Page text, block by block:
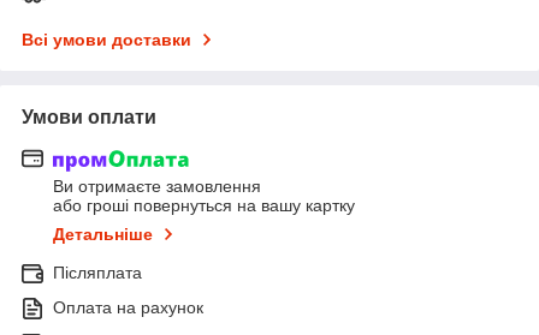
Всі умови доставки
Умови оплати
Ви отримаєте замовлення
або гроші повернуться на вашу картку
Детальніше
Післяплата
Оплата на рахунок